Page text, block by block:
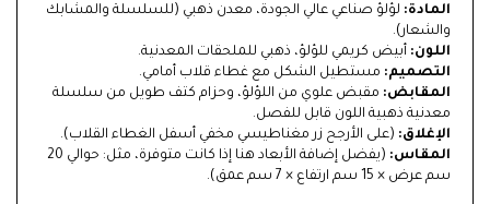
المادة: لؤلؤ صناعي عالي الجودة، معدن ذهبي (للسلسلة والمشابك
والشعار).
اللون: أبيض كريمي للؤلؤ، ذهبي للملحقات المعدنية.
التصميم: مستطيل الشكل مع غطاء قلاب أمامي.
المقابض: مقبض علوي من اللؤلؤ، وحزام كتف طويل من سلسلة
معدنية ذهبية اللون قابل للفصل.
الإغلاق: (على الأرجح زر مغناطيسي مخفي أسفل الغطاء القلاب).
المقاس:
(يفضل إضافة الأبعاد هنا إذا كانت متوفرة، مثل: حوالي 20
سم عرض × 15 سم ارتفاع × 7 سم عمق).